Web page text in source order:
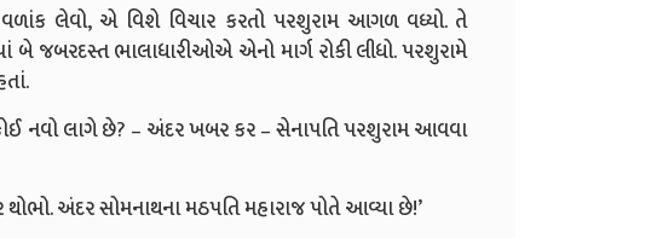
વળાંક લેવો, એ વિશે વિચાર કરતો પરશુરામ આગળ વધ્યો. તે
બે જબરદસ્ત ભાલાધારીઓએ એનો માર્ગ રોકી લીધો. પરશુરામે
નવો લાગે છે? – અંદર ખબર કર – સેનાપતિ પરશુરામ આવવા
અંદર સોમનાથના મઠપતિ મહારાજ પોતે આવ્યા છે!’